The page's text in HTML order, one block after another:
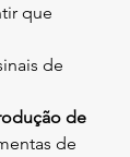
que
de
de
de